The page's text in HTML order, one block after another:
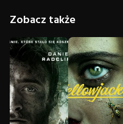
Zobacz także